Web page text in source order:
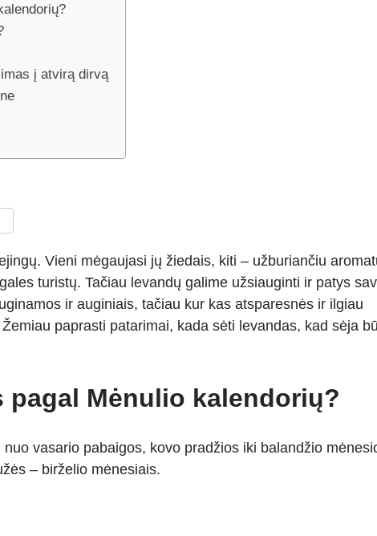
į atvirą dirvą
Vieni mėgaujasi jų žiedais, kiti – užburiančiu
turistų. Tačiau levandų galime užsiauginti ir patys
ir auginiais, tačiau kur kas atsparesnės ir ilgiau
paprasti patarimai, kada sėti levandas, kad sėja
pagal Mėnulio kalendorių?
vasario pabaigos, kovo pradžios iki balandžio
– birželio mėnesiais.